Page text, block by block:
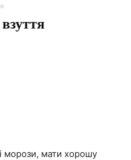
морози, мати хорошу